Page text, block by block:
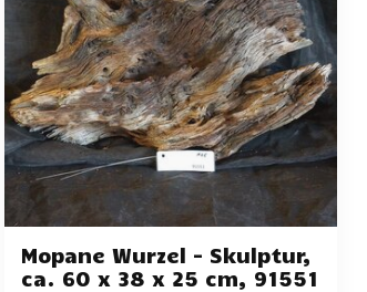
Mopane Wurzel - Skulptur,
ca. 60 x 38 x 25 cm, 91551